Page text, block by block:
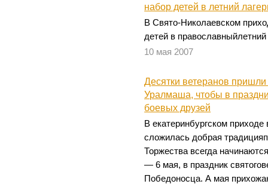
набор детей в летний
В Свято-Николаевском
детей в православныйлетний
10 мая 2007
Десятки ветеранов
Уралмаша, чтобы в
боевых друзей
В екатеринбургском
сложилась добрая
Торжества всегда
— 6 мая, в праздник
Победоносца. А мая